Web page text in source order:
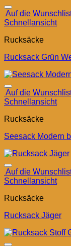
Auf die
Schnellansicht
Rucksäcke
Rucksack Grün
Auf die
Schnellansicht
Rucksäcke
Seesack Modern
Auf die
Schnellansicht
Rucksäcke
Rucksack Jäger